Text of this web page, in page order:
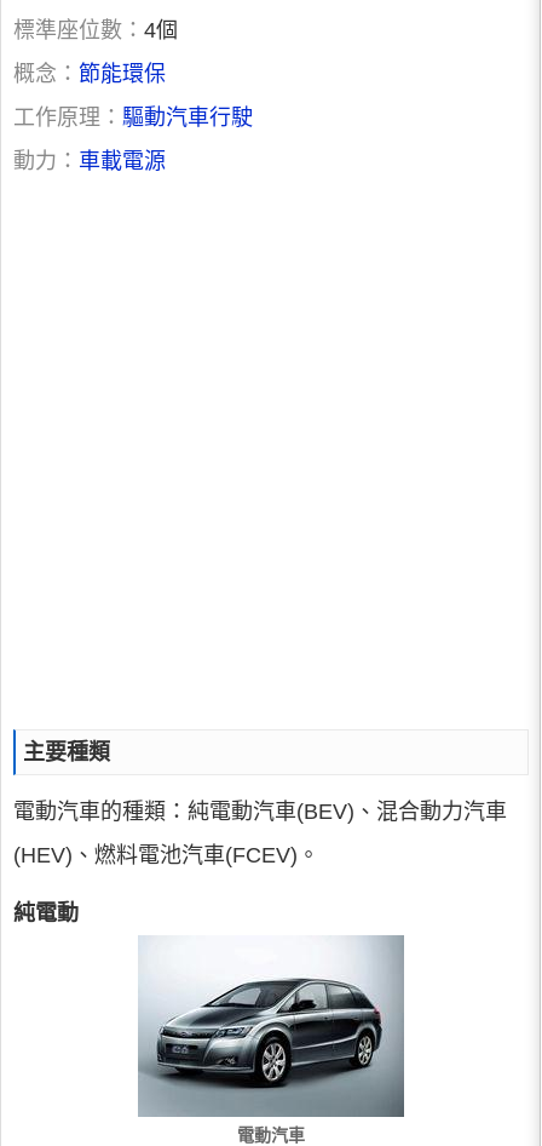
標準座位數： 4個
概念： 節能環保
工作原理： 驅動汽車行駛
動力： 車載電源
主要種類
電動汽車的種類：純電動汽車(BEV)、混合動力汽車
(HEV)、燃料電池汽車(FCEV)。
純電動
電動汽車